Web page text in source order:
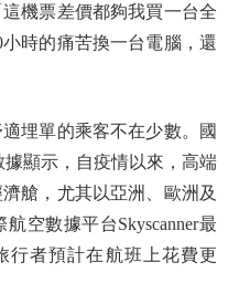
機票差價都夠我買一台全
時的痛苦換一台電腦，還
單的乘客不在少數。國
顯示，自疫情以來，高端
艙，尤其以亞洲、歐洲及
空數據平台Skyscanner最
行者預計在航班上花費更